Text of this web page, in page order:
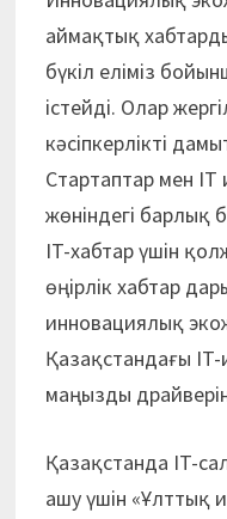
аймақтық
бүкіл еліміз
істейді. Олар
кәсіпкерлікті
Стартаптар мен
жөніндегі барлық
IT-хабтар үшін
өңірлік хабтар
инновациялық
Қазақстандағы
маңызды
Қазақстанда IT-
ашу үшін «Ұлттық